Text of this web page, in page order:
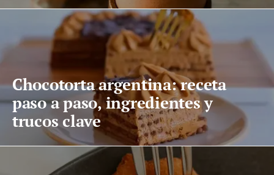
Chocotorta argentina: receta
paso a paso, ingredientes y
trucos clave